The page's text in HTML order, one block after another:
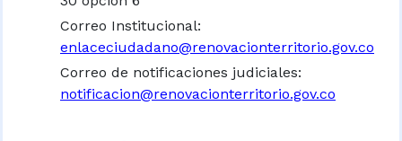
Correo Institucional:
enlaceciudadano@renovacionterritorio.gov.co
Correo de notificaciones judiciales:
notificacion@renovacionterritorio.gov.co